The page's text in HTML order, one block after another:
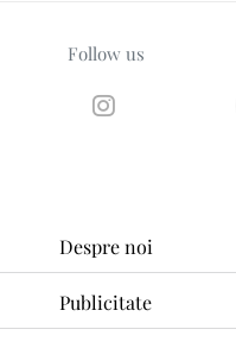
Follow us
Despre noi
Publicitate